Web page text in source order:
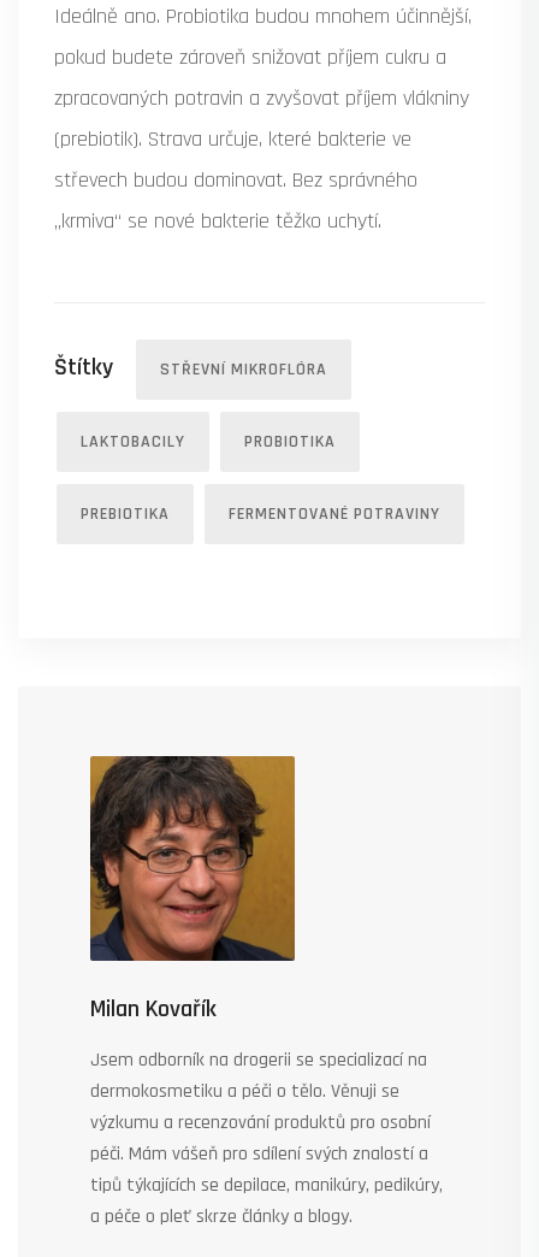
Ideálně ano. Probiotika budou mnohem účinnější,
pokud budete zároveň snižovat příjem cukru a
zpracovaných potravin a zvyšovat příjem vlákniny
(prebiotik). Strava určuje, které bakterie ve
střevech budou dominovat. Bez správného
„krmiva“ se nové bakterie těžko uchytí.
Štítky STŘEVNÍ MIKROFLÓRA
LAKTOBACILY PROBIOTIKA
PREBIOTIKA FERMENTOVANÉ POTRAVINY
Milan Kovařík
Jsem odborník na drogerii se specializací na
dermokosmetiku a péči o tělo. Věnuji se
výzkumu a recenzování produktů pro osobní
péči. Mám vášeň pro sdílení svých znalostí a
tipů týkajících se depilace, manikúry, pedikúry,
a péče o pleť skrze články a blogy.